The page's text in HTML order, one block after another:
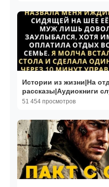
Истории из жизни|На
рассказы|Аудиокниги
Жизненные истории
51 454 просмотров